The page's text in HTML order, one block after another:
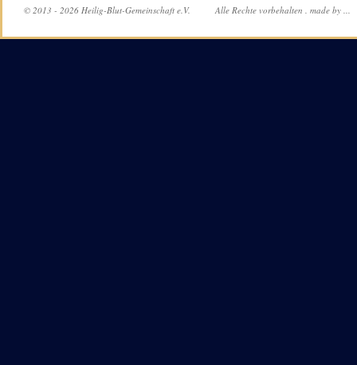
© 2013 - 2026 Heilig-Blut-Gemeinschaft e.V. Alle Rechte vorbehalten . made by ...